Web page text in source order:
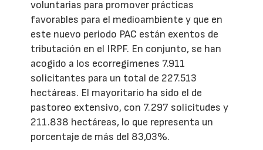
voluntarias para promover prácticas
favorables para el medioambiente y que en
este nuevo periodo PAC están exentos de
tributación en el IRPF. En conjunto, se han
acogido a los ecorregímenes 7.911
solicitantes para un total de 227.513
hectáreas. El mayoritario ha sido el de
pastoreo extensivo, con 7.297 solicitudes y
211.838 hectáreas, lo que representa un
porcentaje de más del 83,03%.